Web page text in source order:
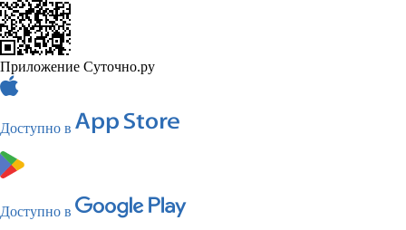
Приложение Суточно.ру
Доступно в
Доступно в